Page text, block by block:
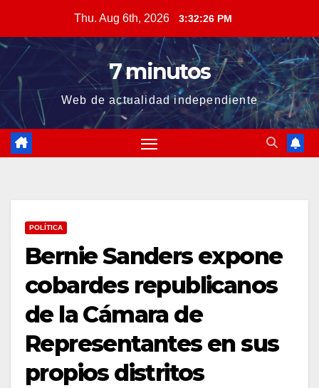
content
Thu. Aug 6th, 2026 3:32:27 PM
7 minutos
Web de actualidad independiente
POLÍTICA
Bernie Sanders expone
cobardes republicanos
de la Cámara de
Representantes en sus
propios distritos